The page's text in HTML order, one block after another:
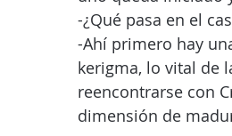
-¿Qué pasa en el
-Ahí primero hay
kerigma, lo vital de
reencontrarse con
dimensión de